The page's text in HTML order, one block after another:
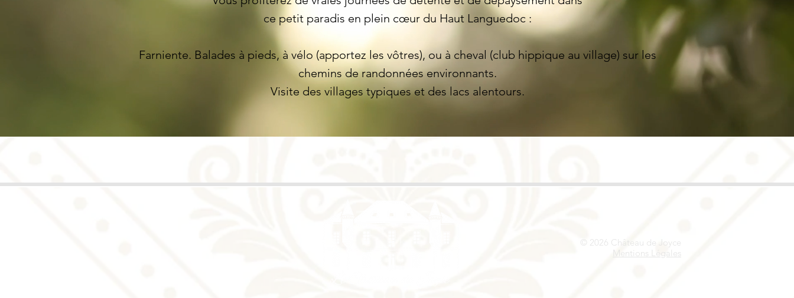
ce petit paradis en plein cœur du Haut Languedoc :
Farniente. Balades à pieds, à vélo (apportez les vôtres), ou à cheval (club hippique au village) sur les
chemins de randonnées environnants.
Visite des villages typiques et des lacs alentours.
© 2026 Château de Joyce
Mentions Légales